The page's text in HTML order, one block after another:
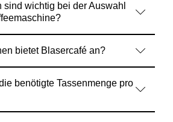
wichtig bei der Auswahl
bietet Blasercafé an?
benötigte Tassenmenge pro